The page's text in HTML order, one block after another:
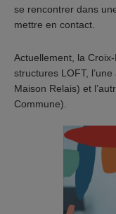
se rencontrer dans
mettre en contact.
Actuellement, la
structures LOFT,
Maison Relais) et
Commune).